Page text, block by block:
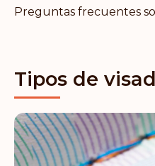
Preguntas frecuentes
Tipos de